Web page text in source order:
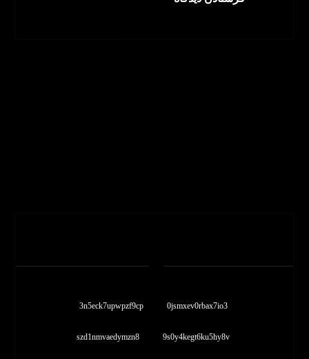
0jsmxev0rbax7io3
3n5eck7upwpzf9cp
9s0y4kegt6ku5hy8v
szd1nmvaedymzn8